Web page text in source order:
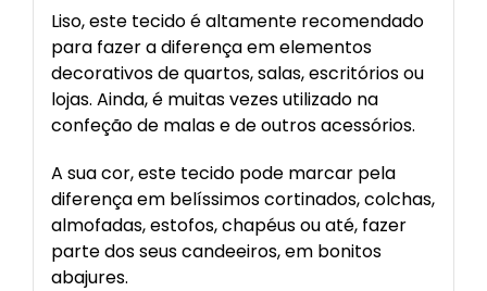
Liso, este tecido é altamente recomendado
para fazer a diferença em elementos
decorativos de quartos, salas, escritórios ou
lojas. Ainda, é muitas vezes utilizado na
confeção de malas e de outros acessórios.
A sua cor, este tecido pode marcar pela
diferença em belíssimos cortinados, colchas,
almofadas, estofos, chapéus ou até, fazer
parte dos seus candeeiros, em bonitos
abajures.